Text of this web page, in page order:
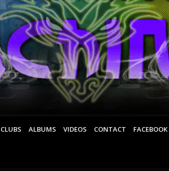
CLUBS ALBUMS VIDEOS CONTACT FACEBOOK